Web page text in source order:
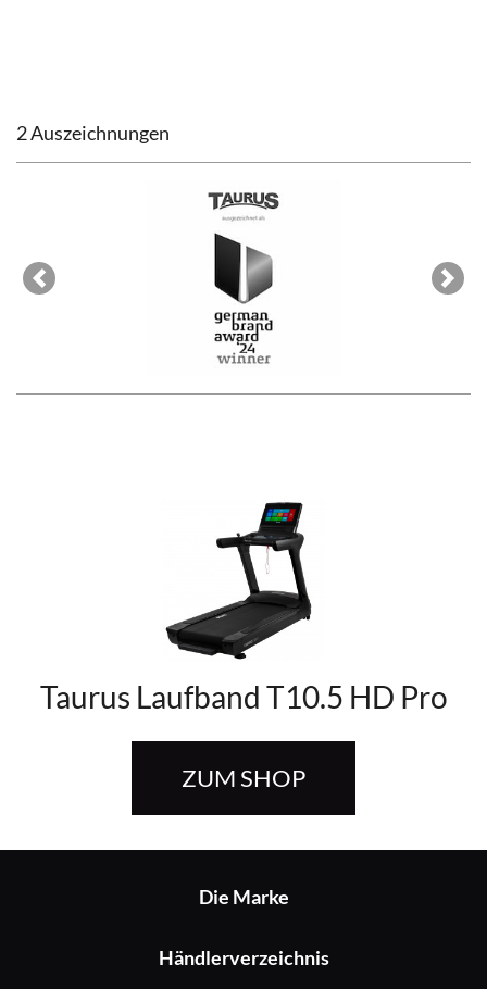
2 Auszeichnungen
Previous Next
Taurus Laufband T10.5 HD Pro
ZUM SHOP
Die Marke
Händlerverzeichnis